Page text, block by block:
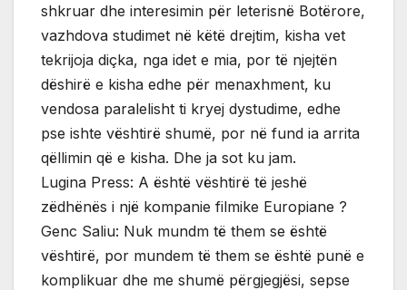
shkruar dhe interesimin për leterisnë Botërore,
vazhdova studimet në këtë drejtim, kisha vet
tekrijoja diçka, nga idet e mia, por të njejtën
dëshirë e kisha edhe për menaxhment, ku
vendosa paralelisht ti kryej dystudime, edhe
pse ishte vështirë shumë, por në fund ia arrita
qëllimin që e kisha. Dhe ja sot ku jam.
Lugina Press: A është vështirë të jeshë
zëdhënës i një kompanie filmike Europiane ?
Genc Saliu: Nuk mundm të them se është
vështirë, por mundem të them se është punë e
komplikuar dhe me shumë përgjegjësi, sepse